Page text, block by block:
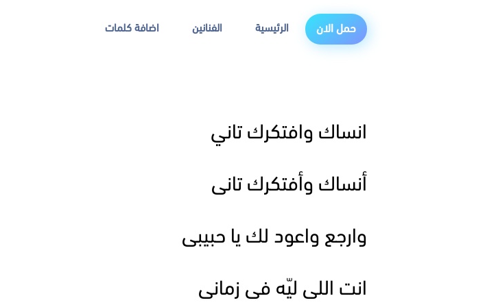
حمل الان الرئيسية الفنانين اضافة كلمات
انساك وافتكرك تاني
أنساك وأفتكرك تانى
وارجع واعود لك يا حبيبى
انت اللى ليّه فى زمانى